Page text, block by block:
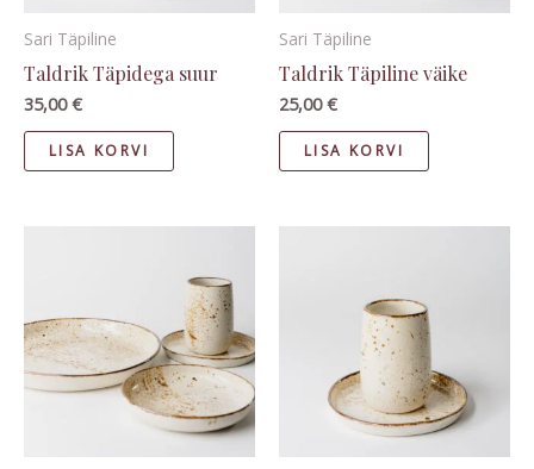
Sari Täpiline
Taldrik Täpidega suur
35,00€
LISA KORVI
Sari Täpiline
Taldrik Täpiline väike
25,00€
LISA KORVI